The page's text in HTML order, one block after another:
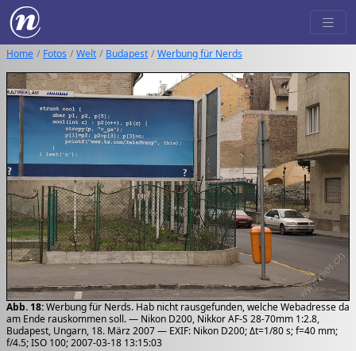
Home Fotos Welt Budapest Werbung für Nerds
Abb. 18:Werbung für Nerds. Hab nicht rausgefunden, welche Webadresse da
am Ende rauskommen soll. — Nikon D200, Nikkor AF-S 28-70mm 1:2.8,
Budapest, Ungarn, 18. März 2007 — EXIF: Nikon D200; Δt=1/80 s; f=40 mm;
f/4.5; ISO 100; 2007-03-18 13:15:03